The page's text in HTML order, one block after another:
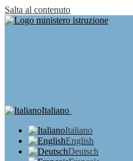
Salta al contenuto
Italiano
Italiano
English
Deutsch